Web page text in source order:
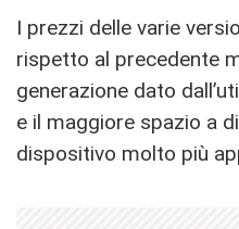
I prezzi delle varie
rispetto al precedente
generazione dato
e il maggiore spazio a
dispositivo molto più